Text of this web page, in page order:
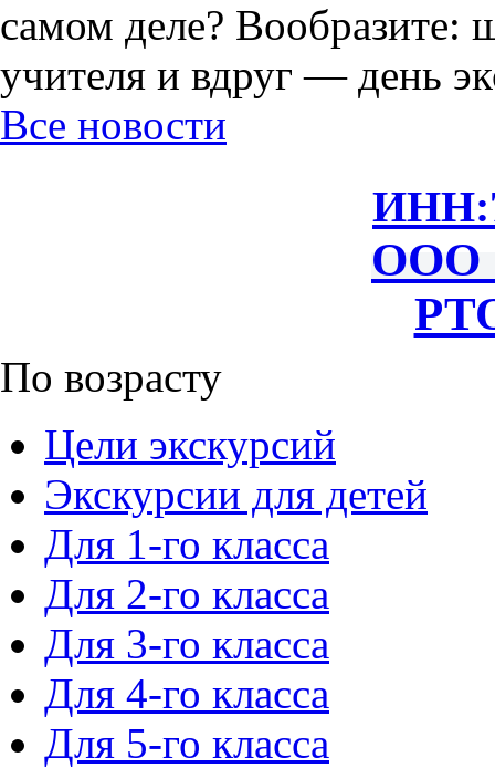
самом деле? Вообразите:
учителя и вдруг — день
Все новости
ИНН:
ООО
По возрасту
Цели экскурсий
Экскурсии для детей
Для 1-го класса
Для 2-го класса
Для 3-го класса
Для 4-го класса
Для 5-го класса